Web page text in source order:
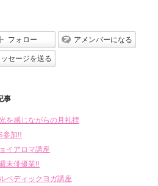
フォロー アメンバーになる
ッセージを送る
事
を感じながらの月礼拝
参加‼︎
イアロマ講座
末俳優業‼︎
ベディックヨガ講座